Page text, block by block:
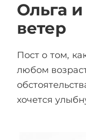
Ольга
ветер
Пост о том,
любом
хочется